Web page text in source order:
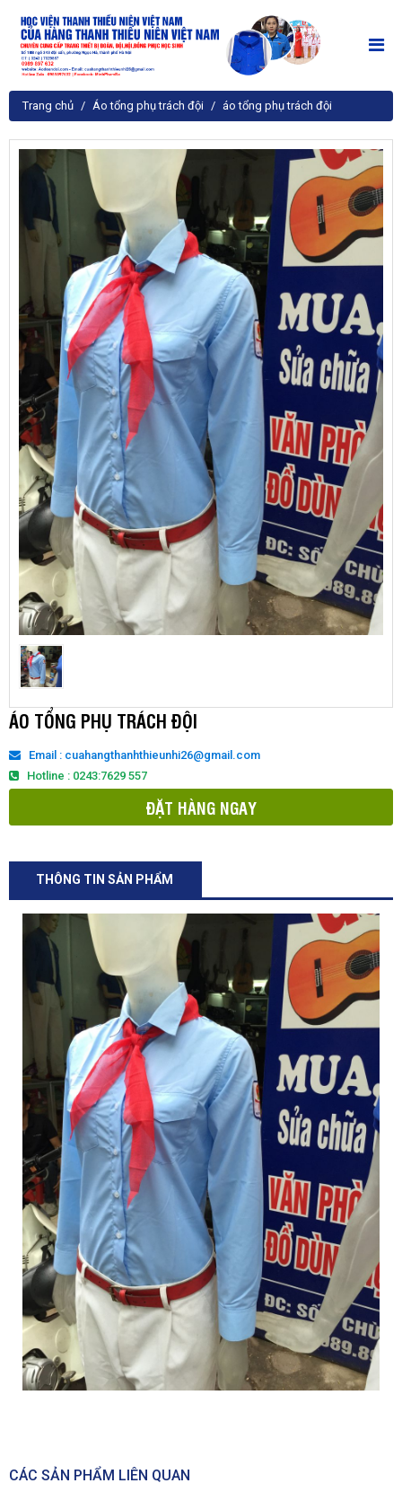
Trang chủ Áo tổng phụ trách đội áo tổng phụ trách đội
ÁO TỔNG PHỤ TRÁCH ĐỘI
Email : cuahangthanhthieunhi26@gmail.com
Hotline : 0243:7629 557
ĐẶT HÀNG NGAY
THÔNG TIN SẢN PHẨM
CÁC SẢN PHẨM LIÊN QUAN